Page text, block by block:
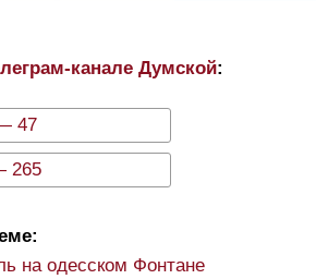
канале Думской:
47
265
на одесском Фонтане